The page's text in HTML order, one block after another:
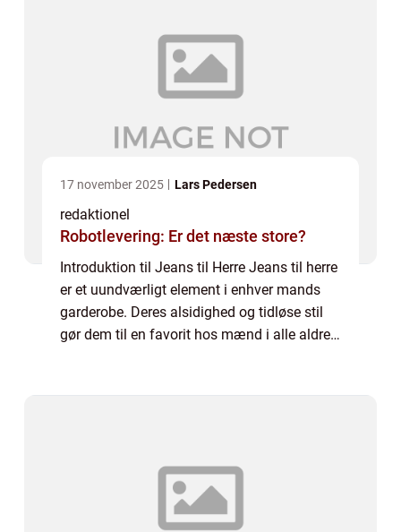
17 november 2025 Lars Pedersen
redaktionel
Robotlevering: Er det næste store?
Introduktion til Jeans til Herre Jeans til herre
er et uundværligt element i enhver mands
garderobe. Deres alsidighed og tidløse stil
gør dem til en favorit hos mænd i alle aldre.